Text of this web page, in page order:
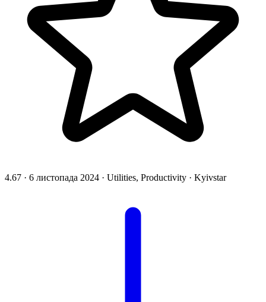
4.67 · 6 листопада 2024 · Utilities, Productivity · Kyivstar